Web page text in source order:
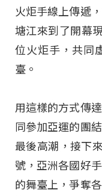
火炬手線上傳遞
塘江來到了開幕
位火炬手，共同
臺。
用這樣的方式傳
同參加亞運的團
最後高潮，接下
號，亞洲各國好
的舞臺上，爭奪